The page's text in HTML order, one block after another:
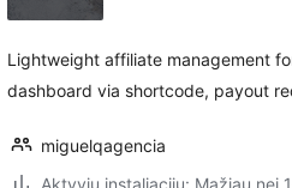
Lightweight affiliate management
dashboard via shortcode, payout
miguelqagencia
Aktyvių instaliacijų: Mažiau nei